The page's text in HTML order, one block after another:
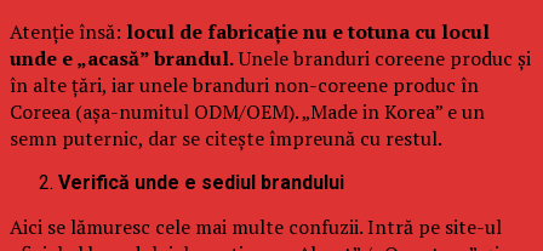
Atenție însă: locul de fabricație nu e totuna cu locul
unde e „acasă” brandul.Unele branduri coreene produc și
în alte țări, iar unele branduri non-coreene produc în
Coreea (așa-numitul ODM/OEM). „Made in Korea” e un
semn puternic, dar se citește împreună cu restul.
Verifică unde e sediul brandului
Aici se lămuresc cele mai multe confuzii. Intră pe site-ul